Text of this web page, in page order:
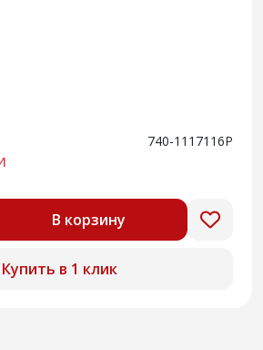
740-1117116Р
В корзину
Купить в 1 клик